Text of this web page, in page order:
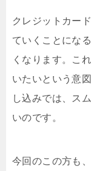
クレジットカー
ていくことにな
くなります。こ
いたいという意
し込みでは、ス
いのです。
今回のこの方も